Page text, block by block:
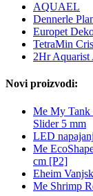
AQUAEL
Dennerle
Europet
TetraMin
2Hr Aquarist
Novi proizvodi:
Me My Tank
Slider 5 mm
LED
Me
cm [P2]
Eheim
Me Shrimp